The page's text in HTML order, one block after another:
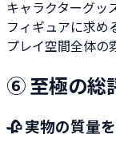
キャラクターグッ
フィギュアに求め
プレイ空間全体
⑥ 至極の総
🥀 実物の質量